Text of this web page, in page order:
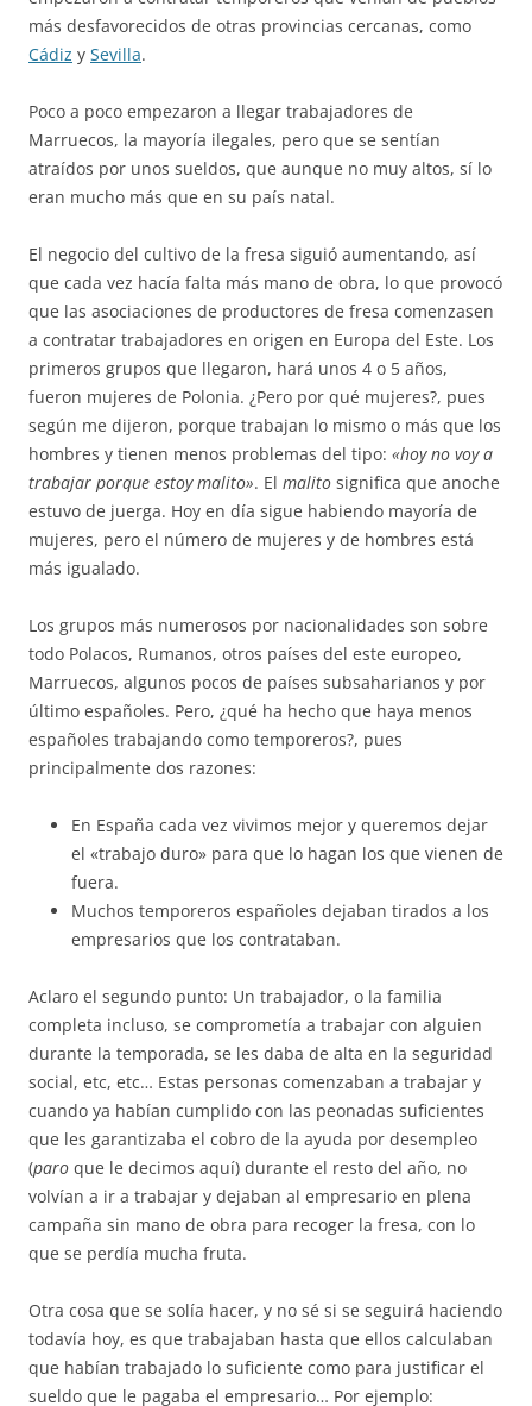
más desfavorecidos de otras provincias cercanas, como
Cádiz y Sevilla.
Poco a poco empezaron a llegar trabajadores de
Marruecos, la mayoría ilegales, pero que se sentían
atraídos por unos sueldos, que aunque no muy altos, sí lo
eran mucho más que en su país natal.
El negocio del cultivo de la fresa siguió aumentando, así
que cada vez hacía falta más mano de obra, lo que provocó
que las asociaciones de productores de fresa comenzasen
a contratar trabajadores en origen en Europa del Este. Los
primeros grupos que llegaron, hará unos 4 o 5 años,
fueron mujeres de Polonia. ¿Pero por qué mujeres?, pues
según me dijeron, porque trabajan lo mismo o más que los
hombres y tienen menos problemas del tipo: «hoy no voy a
trabajar porque estoy malito». El malito significa que anoche
estuvo de juerga. Hoy en día sigue habiendo mayoría de
mujeres, pero el número de mujeres y de hombres está
más igualado.
Los grupos más numerosos por nacionalidades son sobre
todo Polacos, Rumanos, otros países del este europeo,
Marruecos, algunos pocos de países subsaharianos y por
último españoles. Pero, ¿qué ha hecho que haya menos
españoles trabajando como temporeros?, pues
principalmente dos razones:
En España cada vez vivimos mejor y queremos dejar
el «trabajo duro» para que lo hagan los que vienen de
fuera.
Muchos temporeros españoles dejaban tirados a los
empresarios que los contrataban.
Aclaro el segundo punto: Un trabajador, o la familia
completa incluso, se comprometía a trabajar con alguien
durante la temporada, se les daba de alta en la seguridad
social, etc, etc… Estas personas comenzaban a trabajar y
cuando ya habían cumplido con las peonadas suficientes
que les garantizaba el cobro de la ayuda por desempleo
(paro que le decimos aquí) durante el resto del año, no
volvían a ir a trabajar y dejaban al empresario en plena
campaña sin mano de obra para recoger la fresa, con lo
que se perdía mucha fruta.
Otra cosa que se solía hacer, y no sé si se seguirá haciendo
todavía hoy, es que trabajaban hasta que ellos calculaban
que habían trabajado lo suficiente como para justificar el
sueldo que le pagaba el empresario… Por ejemplo: